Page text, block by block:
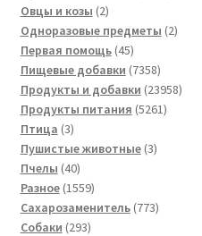
Овцы и козы 22
товара
Одноразовые предметы 22
Первая помощь 4545
товаров
Пищевые добавки 73587358
товаров
Продукты и добавки 2395823958
Продукты питания 52615261
Птица 33
товара
Пушистые животные 33
Пчелы 4040
товаров
Разное 15591559
товаров
Сахарозаменитель 773773
Собаки 293293